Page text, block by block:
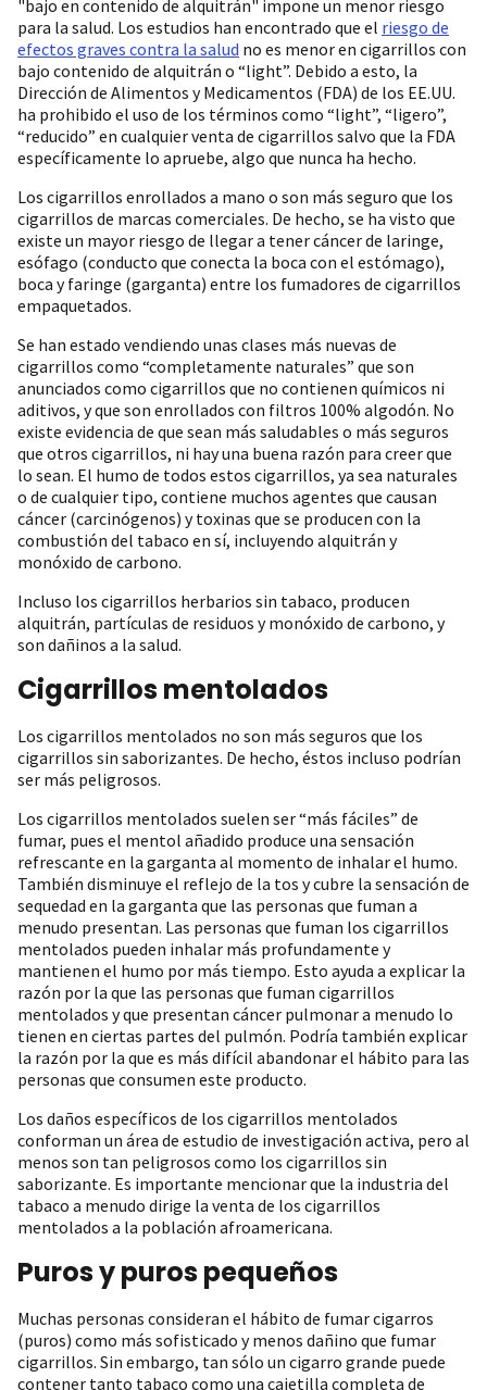
"bajo en contenido de alquitrán" impone un menor riesgo
para la salud. Los estudios han encontrado que el riesgo de
efectos graves contra la salud no es menor en cigarrillos con
bajo contenido de alquitrán o “light”. Debido a esto, la
Dirección de Alimentos y Medicamentos (FDA) de los EE.UU.
ha prohibido el uso de los términos como “light”, “ligero”,
“reducido” en cualquier venta de cigarrillos salvo que la FDA
específicamente lo apruebe, algo que nunca ha hecho.
Los cigarrillos enrollados a mano o son más seguro que los
cigarrillos de marcas comerciales. De hecho, se ha visto que
existe un mayor riesgo de llegar a tener cáncer de laringe,
esófago (conducto que conecta la boca con el estómago),
boca y faringe (garganta) entre los fumadores de cigarrillos
empaquetados.
Se han estado vendiendo unas clases más nuevas de
cigarrillos como “completamente naturales” que son
anunciados como cigarrillos que no contienen químicos ni
aditivos, y que son enrollados con filtros 100% algodón. No
existe evidencia de que sean más saludables o más seguros
que otros cigarrillos, ni hay una buena razón para creer que
lo sean. El humo de todos estos cigarrillos, ya sea naturales
o de cualquier tipo, contiene muchos agentes que causan
cáncer (carcinógenos) y toxinas que se producen con la
combustión del tabaco en sí, incluyendo alquitrán y
monóxido de carbono.
Incluso los cigarrillos herbarios sin tabaco, producen
alquitrán, partículas de residuos y monóxido de carbono, y
son dañinos a la salud.
Cigarrillos mentolados
Los cigarrillos mentolados no son más seguros que los
cigarrillos sin saborizantes. De hecho, éstos incluso podrían
ser más peligrosos.
Los cigarrillos mentolados suelen ser “más fáciles” de
fumar, pues el mentol añadido produce una sensación
refrescante en la garganta al momento de inhalar el humo.
También disminuye el reflejo de la tos y cubre la sensación de
sequedad en la garganta que las personas que fuman a
menudo presentan. Las personas que fuman los cigarrillos
mentolados pueden inhalar más profundamente y
mantienen el humo por más tiempo. Esto ayuda a explicar la
razón por la que las personas que fuman cigarrillos
mentolados y que presentan cáncer pulmonar a menudo lo
tienen en ciertas partes del pulmón. Podría también explicar
la razón por la que es más difícil abandonar el hábito para las
personas que consumen este producto.
Los daños específicos de los cigarrillos mentolados
conforman un área de estudio de investigación activa, pero al
menos son tan peligrosos como los cigarrillos sin
saborizante. Es importante mencionar que la industria del
tabaco a menudo dirige la venta de los cigarrillos
mentolados a la población afroamericana.
Puros y puros pequeños
Muchas personas consideran el hábito de fumar cigarros
(puros) como más sofisticado y menos dañino que fumar
cigarrillos. Sin embargo, tan sólo un cigarro grande puede
contener tanto tabaco como una cajetilla completa de